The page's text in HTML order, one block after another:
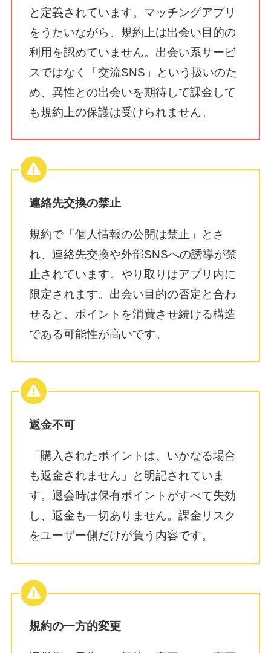
と定義されています。マッチングアプリ
をうたいながら、規約上は出会い目的の
利用を認めていません。出会い系サービ
スではなく「交流SNS」という扱いのた
め、異性との出会いを期待して課金して
も規約上の保護は受けられません。
連絡先交換の禁止
規約で「個人情報の公開は禁止」とさ
れ、連絡先交換や外部SNSへの誘導が禁
止されています。やり取りはアプリ内に
限定されます。出会い目的の否定と合わ
せると、ポイントを消費させ続ける構造
である可能性が高いです。
返金不可
「購入されたポイントは、いかなる場合
も返金されません」と明記されていま
す。退会時は保有ポイントがすべて失効
し、返金も一切ありません。課金リスク
をユーザー側だけが負う内容です。
規約の一方的変更